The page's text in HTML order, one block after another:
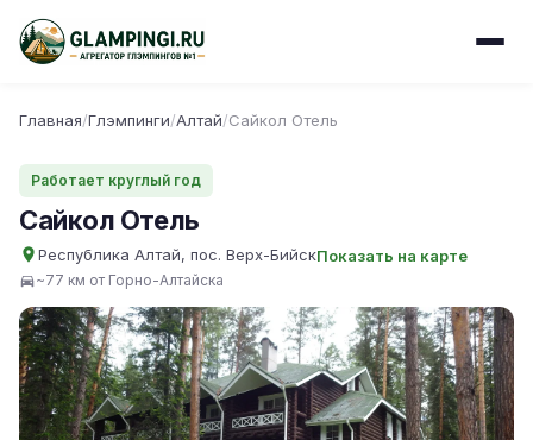
Главная/Глэмпинги/Алтай/Сайкол Отель
Работает круглый год
Сайкол Отель
Республика Алтай, пос. Верх-БийскПоказать на карте
~77 км от Горно-Алтайска